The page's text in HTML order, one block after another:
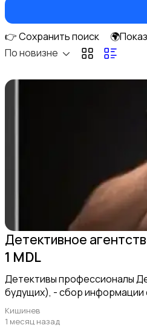
Компьютерные услуги
👉 Сохранить поиск
По новизне
Детективное
1 MDL
Детективы профессионалы
будущих), - сбор
Кишинев
1 месяц назад